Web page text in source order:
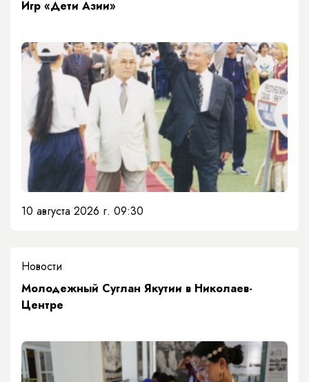
Игр «Дети Азии»
10 августа 2026 г. 09:30
Новости
Молодежный Суглан Якутии в Николаев-
Центре